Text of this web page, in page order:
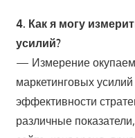
4. Как я могу
усилий?
— Измерение
маркетинговых
эффективности
различные